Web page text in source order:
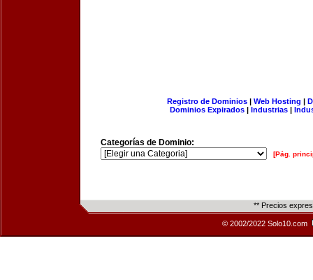
Registro de Dominios| Web Hosting |
Dominios Expirados | Industrias |
Categorías de Dominio:
[Pág.
** Precios
© 2002/2022 Solo10.com